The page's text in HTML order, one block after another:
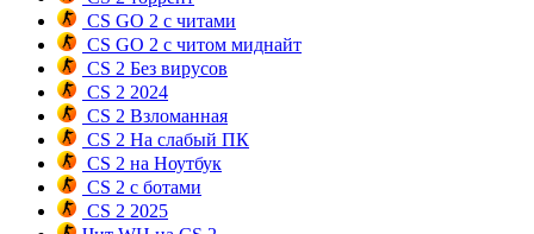
CS GO 2 с читами
CS GO 2 с читом миднайт
CS 2 Без вирусов
CS 2 2024
CS 2 Взломанная
CS 2 На слабый ПК
CS 2 на Ноутбук
CS 2 с ботами
CS 2 2025